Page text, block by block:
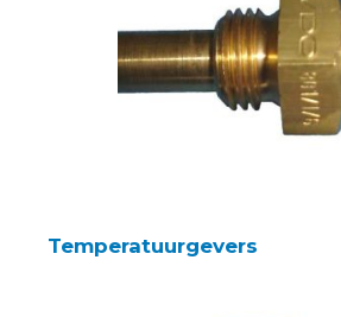
Temperatuurgevers